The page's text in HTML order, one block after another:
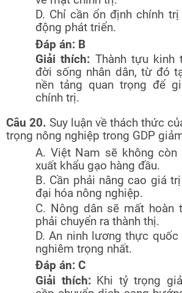
D. Chỉ cần ổn định chính
động phát triển.
Đáp án: B
Giải thích: Thành tựu kinh
đời sống nhân dân, từ đó
nền tảng quan trọng để
chính trị.
Câu 20. Suy luận về thách thức
trọng nông nghiệp trong GDP
A. Việt Nam sẽ không
xuất khẩu gạo hàng đầu.
B. Cần phải nâng cao giá
đại hóa nông nghiệp.
C. Nông dân sẽ mất hoàn
phải chuyển ra thành thị.
D. An ninh lương thực
nghiêm trọng nhất.
Đáp án: C
Giải thích: Khi tỷ trọng